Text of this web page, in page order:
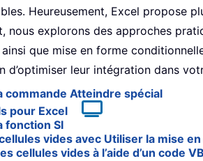
Heureusement, Excel propose
explorons des approches
que mise en forme
d’optimiser leur intégration dans
commande Atteindre spécial
pour Excel
fonction SI
vides avec Utiliser la mise
cellules vides à l’aide d’un code